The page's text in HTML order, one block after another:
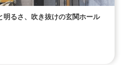
明るさ、吹き抜けの玄関ホール